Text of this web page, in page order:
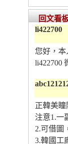
回文看
li422700
您好，本
li422700
正韓美
注意1.一
2.可借圖
3.韓國工